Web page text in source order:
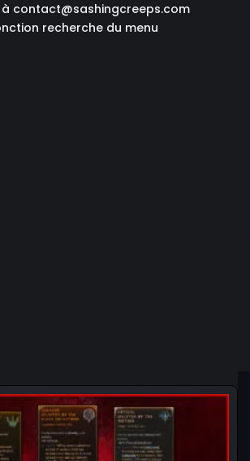
contact@sashingcreeps.com
recherche du menu